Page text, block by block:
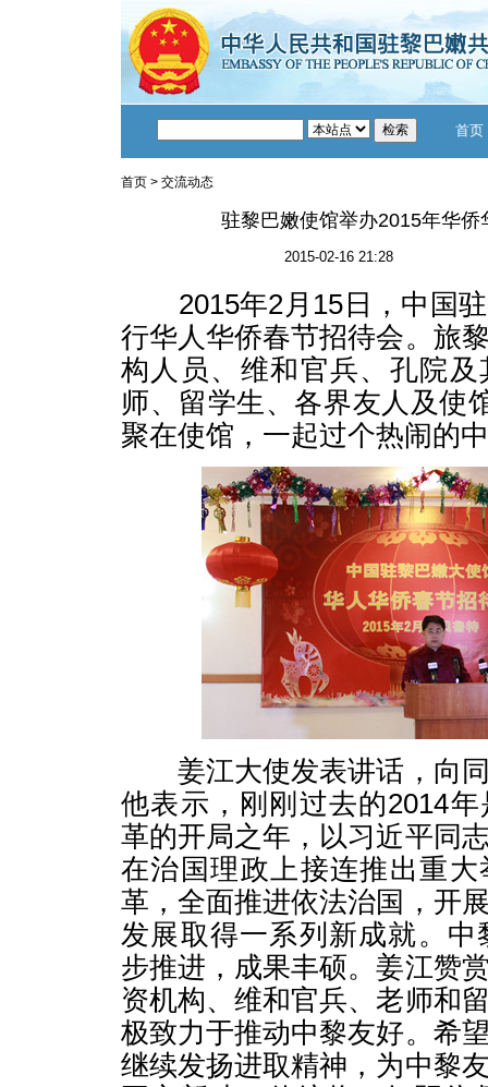
首页
首页 > 交流动态
驻黎巴嫩使馆举办2015年华侨
2015-02-16 21:28
2015年2月15日，中国驻
行华人华侨春节招待会。旅
构人员、维和官兵、孔院
师、留学生、各界友人及使
聚在使馆，一起过个热闹的
姜江大使发表讲话，向同
他表示，刚刚过去的2014
革的开局之年，以习近平同
在治国理政上接连推出重
革，全面推进依法治国，开
发展取得一系列新成就。中
步推进，成果丰硕。姜江赞
资机构、维和官兵、老师和
极致力于推动中黎友好。希
继续发扬进取精神，为中黎